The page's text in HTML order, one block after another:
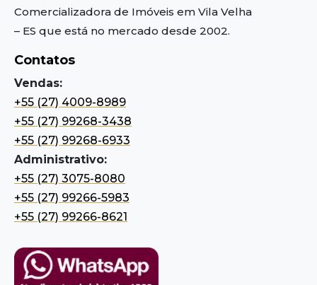
Comercializadora de Imóveis em Vila Velha
– ES que está no mercado desde 2002.
Contatos
Vendas:
+55 (27) 4009-8989
+55 (27) 99268-3438
+55 (27) 99268-6933
Administrativo:
+55 (27) 3075-8080
+55 (27) 99266-5983
+55 (27) 99266-8621